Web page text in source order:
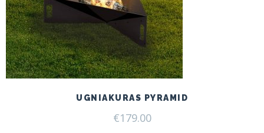
UGNIAKURAS PYRAMID
€179.00